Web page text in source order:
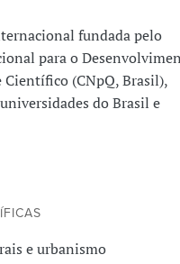
fundada pelo
para o
Científico (CNpQ, Brasil),
do Brasil e
e urbanismo